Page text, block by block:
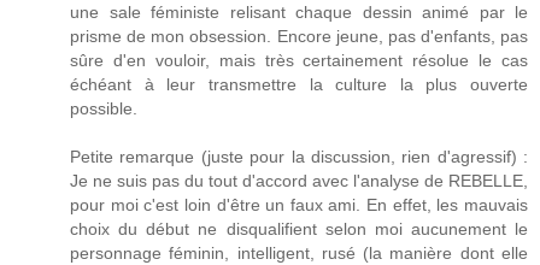
une sale féministe relisant chaque dessin animé par le
prisme de mon obsession. Encore jeune, pas d'enfants, pas
sûre d'en vouloir, mais très certainement résolue le cas
échéant à leur transmettre la culture la plus ouverte
possible.
Petite remarque (juste pour la discussion, rien d'agressif) :
Je ne suis pas du tout d'accord avec l'analyse de REBELLE,
pour moi c'est loin d'être un faux ami. En effet, les mauvais
choix du début ne disqualifient selon moi aucunement le
personnage féminin, intelligent, rusé (la manière dont elle